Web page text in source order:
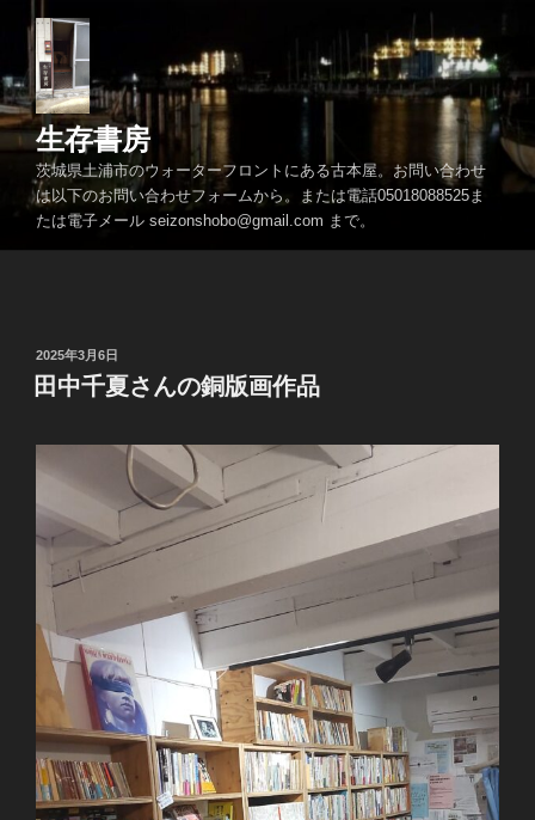
ン
ツ
生存書房
茨城県土浦市のウォーターフロントにある古本屋。お問い合わせ
は以下のお問い合わせフォームから。または電話05018088525ま
たは電子メール seizonshobo@gmail.com まで。
投
稿
日:
2025年3月6日
田中千夏さんの銅版画作品